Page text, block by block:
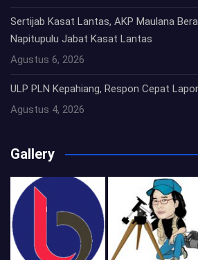
Sertijab Kasat Lantas, AKP Maulana
Napitupulu Jabat Kasat Lantas
Agustus 6, 2026
ULP PLN Kepahiang, Respon Cepat
Agustus 4, 2026
Gallery